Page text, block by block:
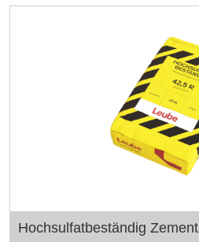
Hochsulfatbeständig Zement